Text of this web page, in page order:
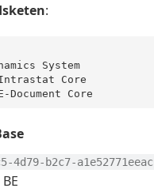
:
System
Core
4d79-b2c7-a1e52771eeac
BE